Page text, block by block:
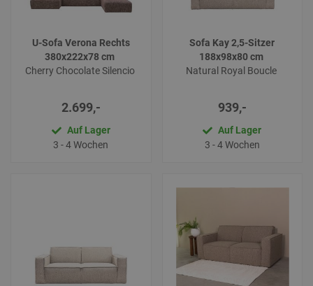
U-Sofa Verona Rechts
380x222x78 cm
Cherry Chocolate Silencio
2.699,-
Auf Lager
3 - 4 Wochen
Sofa Kay 2,5-Sitzer
188x98x80 cm
Natural Royal Boucle
939,-
Auf Lager
3 - 4 Wochen